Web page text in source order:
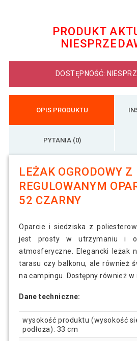
PRODUKT
DOSTĘPNOŚĆ:
OPIS PRODUKTU
PYTANIA (0)
LEŻAK OGRODOWY Z
REGULOWANYM
52 CZARNY
Oparcie i siedziska z
jest prosty w utrzymaniu i
atmosferyczne. Elegancki leżak
tarasu czy balkonu, ale również
na campingu. Dostępny również w
Dane techniczne:
wysokość produktu (wysokość
podłoża): 33 cm